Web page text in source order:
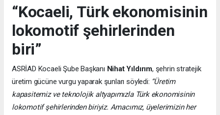
“Kocaeli, Türk ekonomisinin
lokomotif şehirlerinden
biri”
ASRİAD Kocaeli Şube Başkanı Nihat Yıldırım, şehrin stratejik
üretim gücüne vurgu yaparak şunları söyledi: “Üretim
kapasitemiz ve teknolojik altyapımızla Türk ekonomisinin
lokomotif şehirlerinden biriyiz. Amacımız, üyelerimizin her